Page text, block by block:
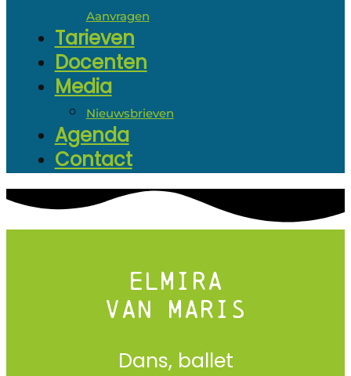
Aanvragen
Tarieven
Docenten
Media
Nieuwsbrieven
Agenda
Contact
Elmira
van Maris
Dans, ballet